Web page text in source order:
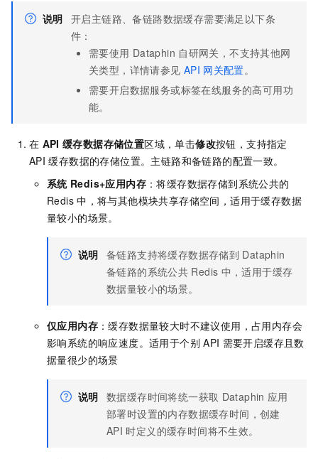
说明 开启主链路、备链路数据缓存需要满足以下条
件：
需要使用 Dataphin 自研网关，不支持其他网
关类型，详情请参见 API 网关配置。
需要开启数据服务或标签在线服务的高可用功
能。
在 API 缓存数据存储位置区域，单击修改按钮，支持指定
API 缓存数据的存储位置。 主链路和备链路的配置一致。
系统 Redis+应用内存 ：将缓存数据存储到系统公共的
Redis 中，将与其他模块共享存储空间，适用于缓存数据
量较小的场景。
说明 备链路支持将缓存数据存储到 Dataphin
备链路的系统公共 Redis 中，适用于缓存
数据量较小的场景。
仅应用内存 ：缓存数据量较大时不建议使用，占用内存会
影响系统的响应速度。适用于个别 API 需要开启缓存且数
据量很少的场景
说明 数据缓存时间将统一获取 Dataphin 应用
部署时设置的内存数据缓存时间，创建
API 时定义的缓存时间将不生效。